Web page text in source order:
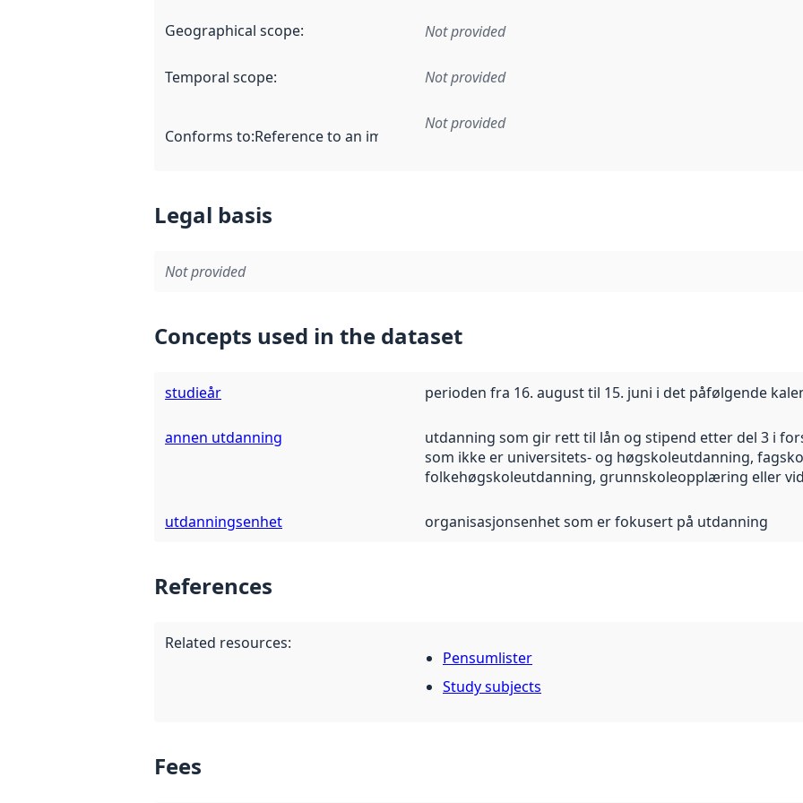
Geographical scope: Not provided
Temporal scope: Not provided
Conforms to:Reference to an implementation rule or other specification that forms the basis
Not provided
Legal basis
Not provided
Concepts used in the dataset
studieår perioden fra 16. august til 15. juni i det påfølgende
annen utdanning
utdanning som gir rett til lån og stipend etter del 3 i
som ikke er universitets- og høgskoleutdanning,
folkehøgskoleutdanning, grunnskoleopplæring eller
utdanningsenhet organisasjonsenhet som er fokusert på utdanning
References
Related resources:
Pensumlister
Study subjects
Fees